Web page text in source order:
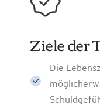
Ziele der
Die